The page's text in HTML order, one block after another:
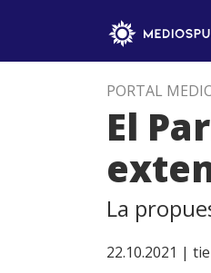
PORTAL
El
La
22.10.2021 |